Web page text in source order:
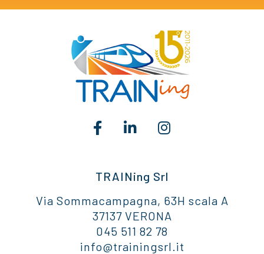
TRAINing Srl
Via Sommacampagna, 63H scala A
37137 VERONA
045 511 82 78
info@trainingsrl.it